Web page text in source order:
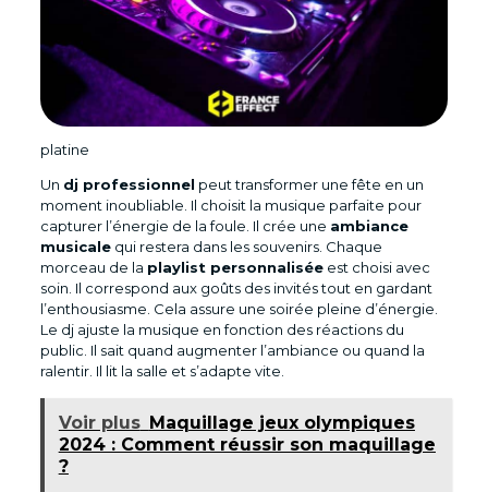
platine
Un dj professionnel peut transformer une fête en un
moment inoubliable. Il choisit la musique parfaite pour
capturer l’énergie de la foule. Il crée une ambiance
musicalequi restera dans les souvenirs. Chaque
morceau de la playlist personnaliséeest choisi avec
soin. Il correspond aux goûts des invités tout en gardant
l’enthousiasme. Cela assure une soirée pleine d’énergie.
Le dj ajuste la musique en fonction des réactions du
public. Il sait quand augmenter l’ambiance ou quand la
ralentir. Il lit la salle et s’adapte vite.
Voir plus Maquillage jeux olympiques
2024 : Comment réussir son maquillage
?